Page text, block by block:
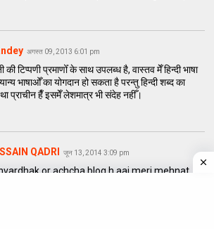
अगस्त 09, 2013 6:01 pm
टिप्पणी प्रमाणोँ के साथ उपलब्ध है, वास्तव मेँ हिन्दी भाषा
भाषाओँ का योगदान हो सकता है परन्तु हिन्दी शब्द का
प्राचीन हैँ इसमेँ लेशमात्र भी संदेह नहीँ।
QADRI जून 13, 2014 3:09 pm
or achcha blog h aaj meri mehnat